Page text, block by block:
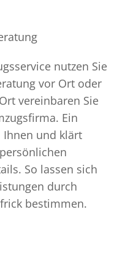
nutzen Sie
vor Ort oder
vereinbaren Sie
Ein
Ihnen und klärt
So lassen sich
durch
bestimmen.